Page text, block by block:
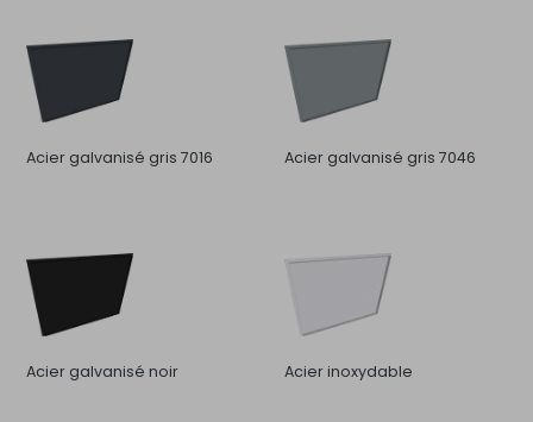
Acier galvanisé gris 7016 Acier galvanisé gris 7046
Acier galvanisé noir Acier inoxydable